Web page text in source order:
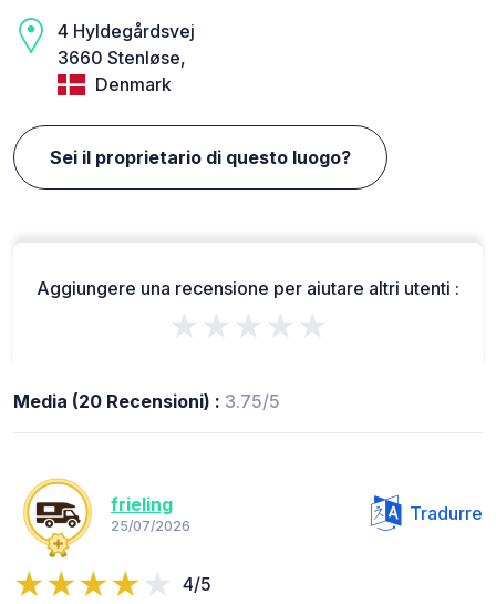
4 Hyldegårdsvej
3660 Stenløse,
Denmark
Sei il proprietario di questo luogo?
Aggiungere una recensione per aiutare altri utenti :
★★★★★
Media (20 Recensioni) : 3.75/5
frieling
25/07/2026
Tradurre
4/5